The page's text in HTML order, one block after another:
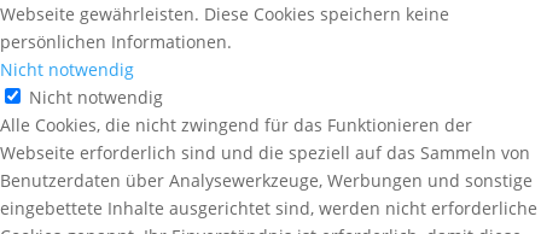
Webseite gewährleisten. Diese Cookies speichern keine
persönlichen Informationen.
Nicht notwendig
Nicht notwendig
Alle Cookies, die nicht zwingend für das Funktionieren der
Webseite erforderlich sind und die speziell auf das Sammeln von
Benutzerdaten über Analysewerkzeuge, Werbungen und sonstige
eingebettete Inhalte ausgerichtet sind, werden nicht erforderliche